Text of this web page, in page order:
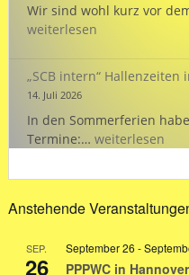
Wir sind wohl kurz vor
weiterlesen
„SCB intern“
14. Juli 2026
In den Sommerferien
Termine:… „SCB
Hallenzeiten
den
2026
weiterlesen
Anstehende
SEP.
26
September 26 -
PPPWC in Hannover